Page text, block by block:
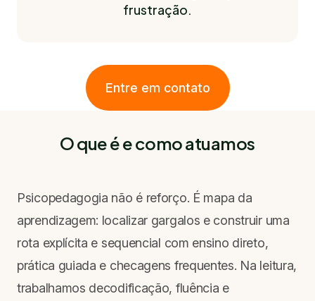
frustração.
Entre em contato
O que é e como atuamos
Psicopedagogia não é reforço. É mapa da
aprendizagem: localizar gargalos e construir uma
rota explícita e sequencial com ensino direto,
prática guiada e checagens frequentes. Na leitura,
trabalhamos decodificação, fluência e